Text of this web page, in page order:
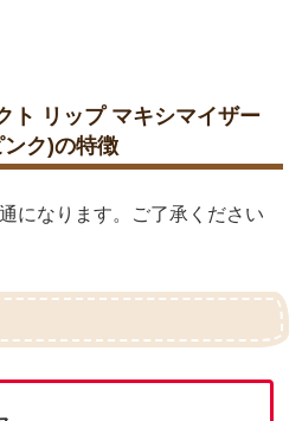
ト リップ マキシマイザー
ク)の特徴
になります。ご了承ください